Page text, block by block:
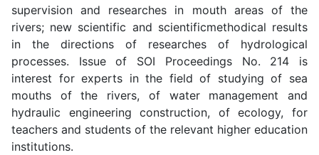
supervision and researches in mouth areas of the
rivers; new scientific and scientificmethodical results
in the directions of researches of hydrological
processes. Issue of SOI Proceedings No. 214 is
interest for experts in the field of studying of sea
mouths of the rivers, of water management and
hydraulic engineering construction, of ecology, for
teachers and students of the relevant higher education
institutions.